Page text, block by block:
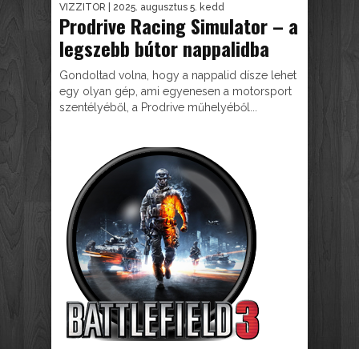
VIZZITOR | 2025. augusztus 5. kedd
Prodrive Racing Simulator – a
legszebb bútor nappalidba
Gondoltad volna, hogy a nappalid dísze lehet
egy olyan gép, ami egyenesen a motorsport
szentélyéből, a Prodrive műhelyéből...